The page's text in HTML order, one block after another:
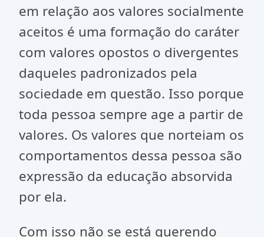
em relação aos valores socialmente
aceitos é uma formação do caráter
com valores opostos o divergentes
daqueles padronizados pela
sociedade em questão. Isso porque
toda pessoa sempre age a partir de
valores. Os valores que norteiam os
comportamentos dessa pessoa são
expressão da educação absorvida
por ela.
Com isso não se está querendo